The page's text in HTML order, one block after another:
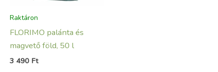
Raktáron
FLORIMO palánta és
magvető föld, 50 l
3 490 Ft